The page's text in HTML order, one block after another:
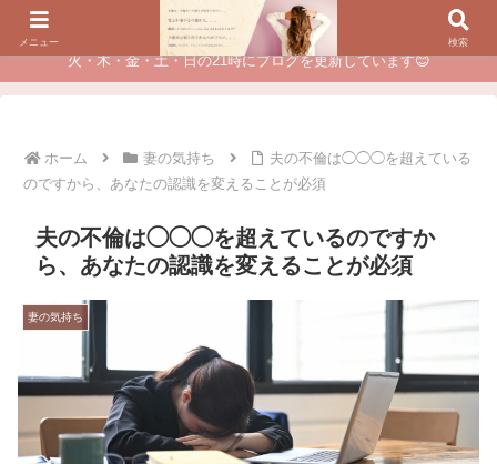
夫に不倫されたつらい経験が、あなたのチャンスに変わるカウンセリング
火・木・金・土・日の21時にブログを更新しています😊
ホーム 妻の気持ち
夫の不倫は◯◯◯を超えている
のですから、あなたの認識を変えることが必須
夫の不倫は◯◯◯を超えているのですか
ら、あなたの認識を変えることが必須
妻の気持ち
メニュー 検索